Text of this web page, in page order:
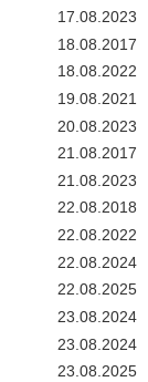
17.08.2023
18.08.2017
18.08.2022
19.08.2021
20.08.2023
21.08.2017
21.08.2023
22.08.2018
22.08.2022
22.08.2024
22.08.2025
23.08.2024
23.08.2024
23.08.2025